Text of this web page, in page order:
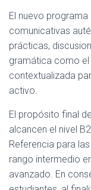
El nuevo
comunicativas
prácticas,
gramática como el
contextualizada
activo.
El propósito final
alcancen el nivel
Referencia para
rango intermedio
avanzado. En